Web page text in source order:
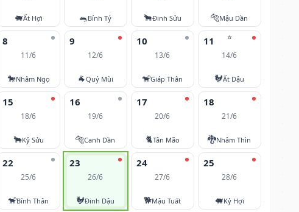
🐖Ất Hợi 🐀Bính Tý 🐂Đinh Sửu 🐅Mậu Dần
8
11/6
🐎Nhâm Ngọ
9
12/6
🐐Quý Mùi
10
13/6
🐒Giáp Thân
⭐
11
14/6
🐓Ất Dậu
15
18/6
🐂Kỷ Sửu
16
19/6
🐅Canh Dần
17
20/6
🐈Tân Mão
18
21/6
🐉Nhâm Thìn
22
25/6
🐒Bính Thân
23
26/6
🐓Đinh Dậu
24
27/6
🐕Mậu Tuất
25
28/6
🐖Kỷ Hợi